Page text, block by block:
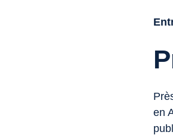
en